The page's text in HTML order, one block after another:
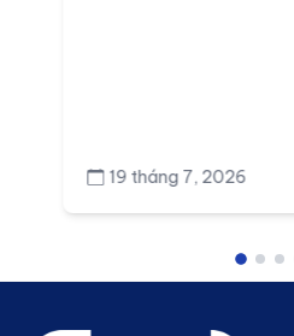
19 tháng 7, 2026